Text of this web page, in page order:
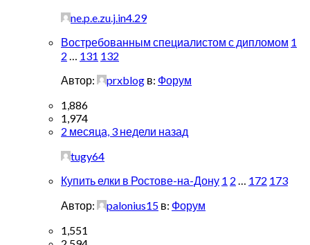
ne.p.e.zu.j.in4.29
Востребованным специалистом с дипломом 1
2 … 131 132
Автор:
prxblog в: Форум
1,886
1,974
2 месяца, 3 недели назад
tugy64
Купить елки в Ростове-на-Дону 1 2 … 172 173
Автор:
palonius15 в: Форум
1,551